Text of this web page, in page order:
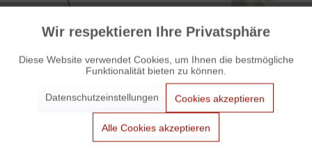
Bestlite BL2 Tischleuchte
von Robert Dudley Best
Biagio Tischleuchte
von Afra und Tobia Scarpa
Kauf auf Anfrage
Funktionale Aktiv
Aktiv
Aktiv
Wir respektieren Ihre Privatsphäre
Diese Website verwendet Cookies, um Ihnen die bestmögliche
Funktionalität bieten zu können.
Datenschutzeinstellungen Cookies akzeptieren
Alle Cookies akzeptieren